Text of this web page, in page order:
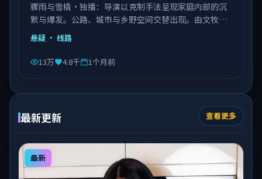
骤雨与雪橇·独播：导演以克制手法呈现家庭内部的沉
默与爆发。公路、城市与乡野空间交替出现。由文牧野
执导，秦海璐、文淇、邓恩熙等主演，意大利出品，类
型为悬疑。
悬疑 · 线路
13万 4.8千 1个月前
最新更新 查看更多
最新